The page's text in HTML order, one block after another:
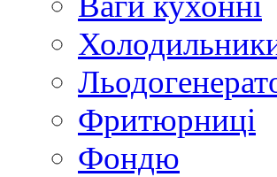
Фритюрниці
Фондю